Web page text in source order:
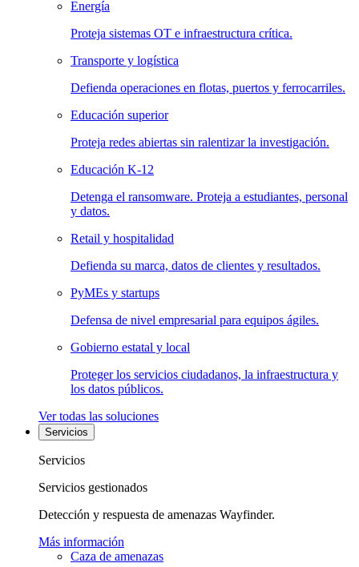
Energía
Proteja sistemas OT e infraestructura crítica.
Transporte y logística
Defienda operaciones en flotas, puertos y ferrocarriles.
Educación superior
Proteja redes abiertas sin ralentizar la investigación.
Educación K-12
Detenga el ransomware. Proteja a estudiantes, personal
y datos.
Retail y hospitalidad
Defienda su marca, datos de clientes y resultados.
PyMEs y startups
Defensa de nivel empresarial para equipos ágiles.
Gobierno estatal y local
Proteger los servicios ciudadanos, la infraestructura y
los datos públicos.
Ver todas las soluciones
Servicios
Servicios
Servicios gestionados
Detección y respuesta de amenazas Wayfinder.
Más información
Caza de amenazas